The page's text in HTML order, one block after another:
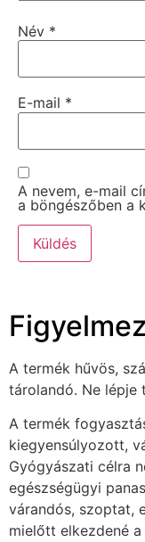
Név *
E-mail *
A nevem, e-mail
a böngészőben a
A termék hűvös,
tárolandó. Ne lépje
A termék
kiegyensúlyozott,
Gyógyászati célra
egészségügyi
várandós, szoptat,
mielőtt elkezdené